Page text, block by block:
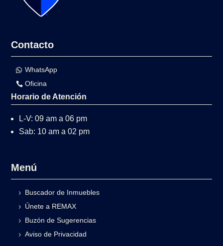
Contacto
WhatsApp
Oficina
Horario de Atención
L-V: 09 am a 06 pm
Sab: 10 am a 02 pm
Menú
Buscador de Inmuebles
Únete a REMAX
Buzón de Sugerencias
Aviso de Privacidad